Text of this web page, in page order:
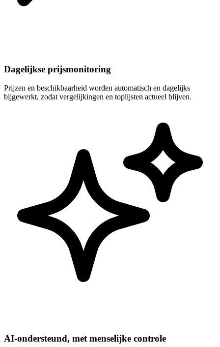
Dagelijkse prijsmonitoring
Prijzen en beschikbaarheid worden automatisch en dagelijks
bijgewerkt, zodat vergelijkingen en toplijsten actueel blijven.
AI-ondersteund, met menselijke controle